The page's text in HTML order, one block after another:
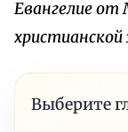
Евангелие
Выберите